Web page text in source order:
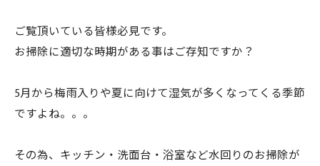
ご覧頂いている皆様必見です。
お掃除に適切な時期がある事はご存知ですか？
5月から梅雨入りや夏に向けて湿気が多くなってくる季節
ですよね。。。
その為、キッチン・洗面台・浴室など水回りのお掃除が